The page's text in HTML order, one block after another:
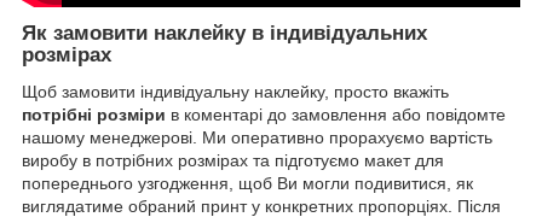
Як замовити наклейку в індивідуальних
розмірах
Щоб замовити індивідуальну наклейку, просто вкажіть
потрібні розміри в коментарі до замовлення або повідомте
нашому менеджерові. Ми оперативно прорахуємо вартість
виробу в потрібних розмірах та підготуємо макет для
попереднього узгодження, щоб Ви могли подивитися, як
виглядатиме обраний принт у конкретних пропорціях. Після